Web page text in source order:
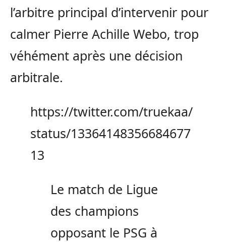
l’arbitre principal d’intervenir pour
calmer Pierre Achille Webo, trop
véhément après une décision
arbitrale.
https://twitter.com/truekaa/
status/13364148356684677
13
Le match de Ligue
des champions
opposant le PSG à